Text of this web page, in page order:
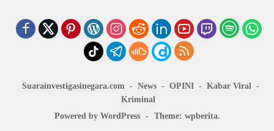
Suarainvestigasinegara.com News OPINI
Kabar Viral
Kriminal
Powered by WordPress
- Theme: wpberita.